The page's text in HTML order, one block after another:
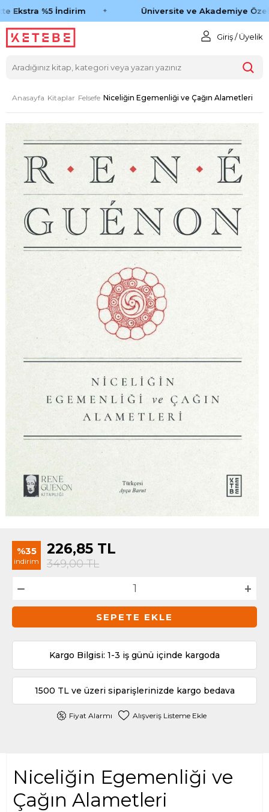
Ekstra %5 İndirim Üniversite ve Akademiye Özel
Giriş / Üyelik
Anasayfa Kitaplar Felsefe Niceliğin Egemenliği ve Çağın Alametleri
%35
indirim
226,85 TL
349,00TL
SEPETE EKLE
Kargo Bilgisi: 1-3 iş günü içinde kargoda
1500 TL ve üzeri siparişlerinizde kargo bedava
Fiyat Alarmı Alışveriş Listeme Ekle
Niceliğin Egemenliği ve
Çağın Alametleri